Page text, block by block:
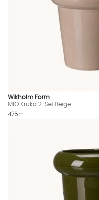
Wikholm Form
MIO Kruka 2-Set Beige
475 :-